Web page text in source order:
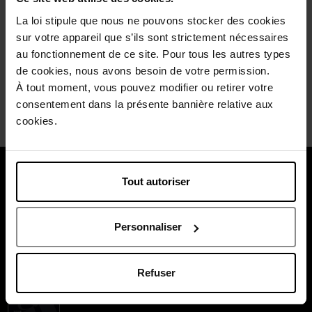
La loi stipule que nous ne pouvons stocker des cookies
sur votre appareil que s’ils sont strictement nécessaires
au fonctionnement de ce site. Pour tous les autres types
de cookies, nous avons besoin de votre permission.
À tout moment, vous pouvez modifier ou retirer votre
consentement dans la présente bannière relative aux
cookies.
Tout autoriser
Personnaliser
Refuser
commencent effectivement à diminuer.
Wees de eerste om deze commentaar te evalueren.
Vind u deze mening nuttig?
Ja
Klantendienst